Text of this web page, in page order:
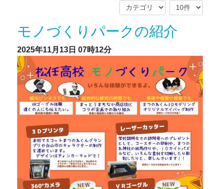
モノづくりパークの紹介
2025年11月13日 07時12分